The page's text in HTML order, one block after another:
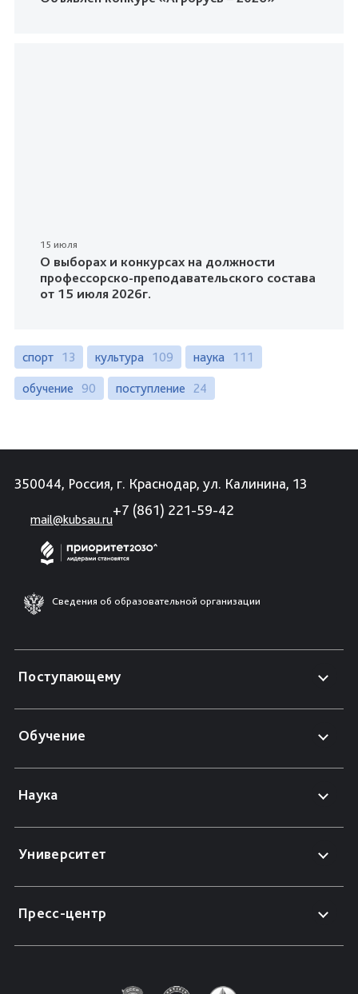
15 июля
О выборах и конкурсах на должности
профессорско-преподавательского состава
от 15 июля 2026г.
спорт 13 культура 109 наука 111
обучение 90 поступление 24
350044, Россия, г. Краснодар, ул. Калинина, 13
mail@kubsau.ru
+7 (861) 221-59-42
Сведения об образовательной организации
Поступающему
Обучение
Наука
Университет
Пресс-центр